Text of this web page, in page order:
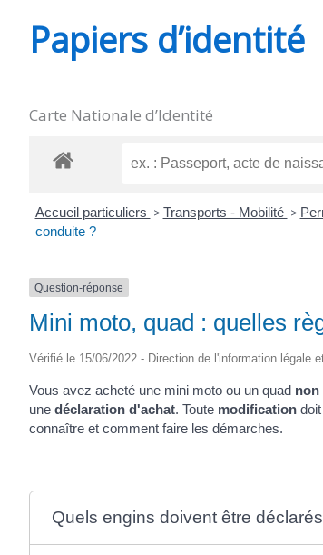
SOUBISE
Papiers d’identité
Carte Nationale d’Identité
Accueil particuliers > Transports - Mobilité >
conduite ?
Question-réponse
Mini moto, quad : quelles
Vérifié le 15/06/2022 - Direction de l'information légale
Vous avez acheté une mini moto ou un quad non
une déclaration d'achat. Toute modification
connaître et comment faire les démarches.
Quels engins doivent être